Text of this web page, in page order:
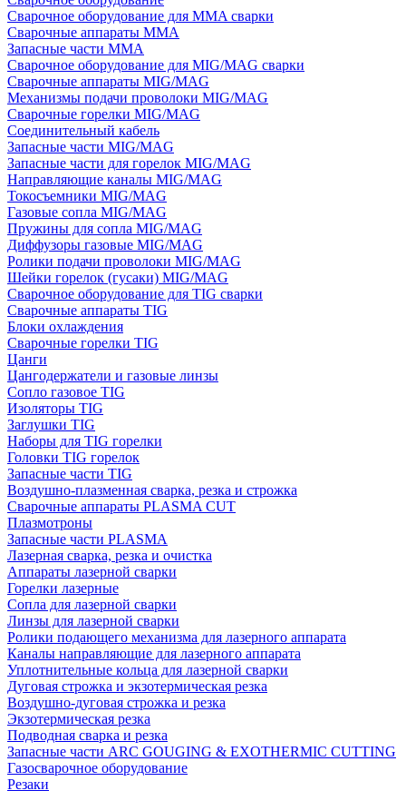
Сварочное оборудование для MMA сварки
Сварочные аппараты MMA
Запасные части MMA
Сварочное оборудование для MIG/MAG сварки
Сварочные аппараты MIG/MAG
Механизмы подачи проволоки MIG/MAG
Сварочные горелки MIG/MAG
Соединительный кабель
Запасные части MIG/MAG
Запасные части для горелок MIG/MAG
Направляющие каналы MIG/MAG
Токосъемники MIG/MAG
Газовые сопла MIG/MAG
Пружины для сопла MIG/MAG
Диффузоры газовые MIG/MAG
Ролики подачи проволоки MIG/MAG
Шейки горелок (гусаки) MIG/MAG
Сварочное оборудование для TIG сварки
Сварочные аппараты TIG
Блоки охлаждения
Сварочные горелки TIG
Цанги
Цангодержатели и газовые линзы
Сопло газовое TIG
Изоляторы TIG
Заглушки TIG
Наборы для TIG горелки
Головки TIG горелок
Запасные части TIG
Воздушно-плазменная сварка, резка и строжка
Сварочные аппараты PLASMA CUT
Плазмотроны
Запасные части PLASMA
Лазерная сварка, резка и очистка
Аппараты лазерной сварки
Горелки лазерные
Сопла для лазерной сварки
Линзы для лазерной сварки
Ролики подающего механизма для лазерного аппарата
Каналы направляющие для лазерного аппарата
Уплотнительные кольца для лазерной сварки
Дуговая строжка и экзотермическая резка
Воздушно-дуговая строжка и резка
Экзотермическая резка
Подводная сварка и резка
Запасные части ARC GOUGING & EXOTHERMIC CUTTING
Газосварочное оборудование
Резаки